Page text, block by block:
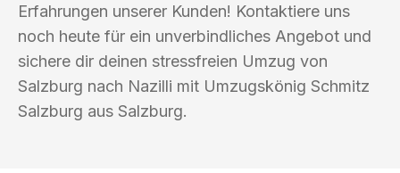
Erfahrungen unserer Kunden! Kontaktiere uns
noch heute für ein unverbindliches Angebot und
sichere dir deinen stressfreien Umzug von
Salzburg nach Nazilli mit Umzugskönig Schmitz
Salzburg aus Salzburg.